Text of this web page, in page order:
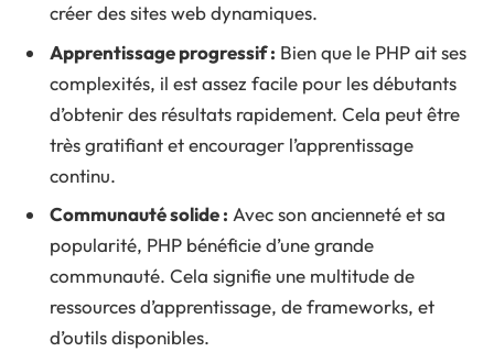
créer des sites web dynamiques.
Apprentissage progressif : Bien que le PHP ait ses
complexités, il est assez facile pour les débutants
d’obtenir des résultats rapidement. Cela peut être
très gratifiant et encourager l’apprentissage
continu.
Communauté solide : Avec son ancienneté et sa
popularité, PHP bénéficie d’une grande
communauté. Cela signifie une multitude de
ressources d’apprentissage, de frameworks, et
d’outils disponibles.